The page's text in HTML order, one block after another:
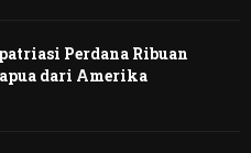
Perdana Ribuan
dari Amerika